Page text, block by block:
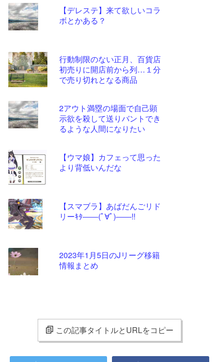
【デレステ】来て欲しいコラ
ボとかある？
行動制限のない正月、百貨店
初売りに開店前から列…１分
で売り切れとなる商品
2アウト満塁の場面で自己顕
示欲を殺して送りバントでき
るような人間になりたい
【ウマ娘】カフェって思った
より背低いんだな
【スマブラ】あばだんごリド
リーｷﾀ――(ﾟ∀ﾟ)――!!
2023年1月5日のJリーグ移籍
情報まとめ
この記事タイトルとURLをコピー